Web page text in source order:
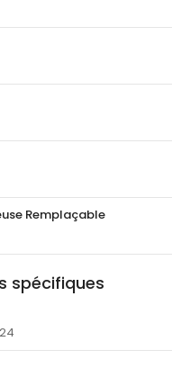
Remplaçable
spécifiques